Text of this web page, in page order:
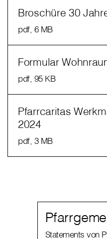
Broschüre 30
pdf, 6 MB
Formular
pdf, 95 KB
Pfarrcaritas
2024
pdf, 3 MB
Statements von